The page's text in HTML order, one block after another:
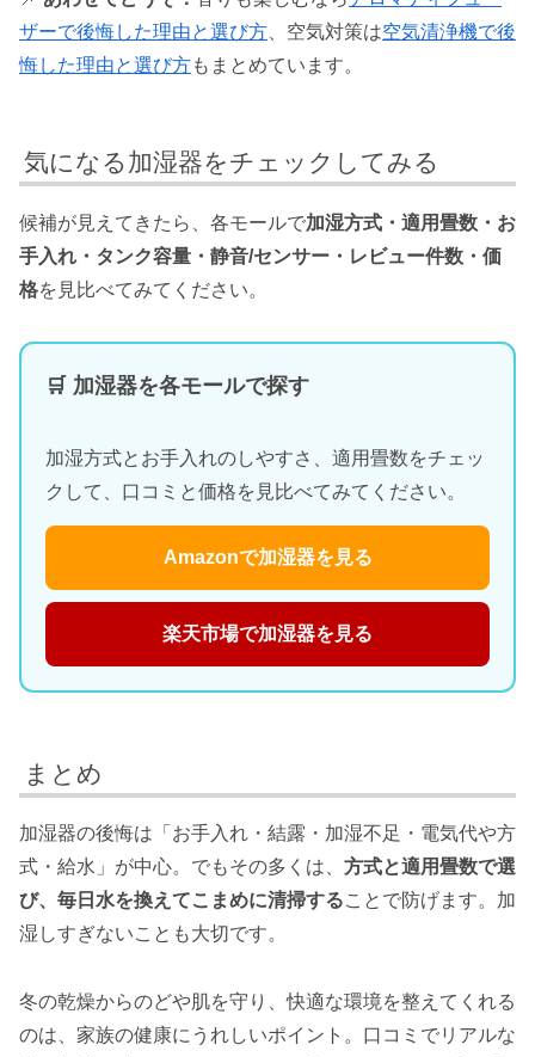
ザーで後悔した理由と選び方 、空気対策は空気清浄機で後
悔した理由と選び方もまとめています。
気になる加湿器をチェックしてみる
候補が見えてきたら、各モールで加湿方式・適用畳数・お
手入れ・タンク容量・静音/センサー・レビュー件数・価
格を見比べてみてください。
🛒 加湿器を各モールで探す
加湿方式とお手入れのしやすさ、適用畳数をチェッ
クして、口コミと価格を見比べてみてください。
Amazonで加湿器を見る
楽天市場で加湿器を見る
まとめ
加湿器の後悔は「お手入れ・結露・加湿不足・電気代や方
式・給水」が中心。でもその多くは、 方式と適用畳数で選
び、毎日水を換えてこまめに清掃することで防げます。加
湿しすぎないことも大切です。
冬の乾燥からのどや肌を守り、快適な環境を整えてくれる
のは、家族の健康にうれしいポイント。口コミでリアルな